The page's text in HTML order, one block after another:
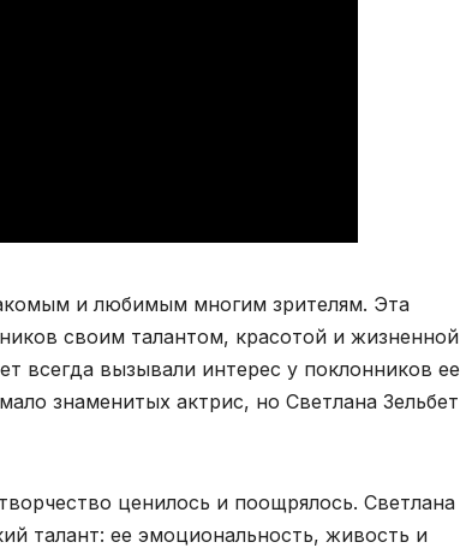
и любимым многим зрителям. Эта
своим талантом, красотой и жизненной
всегда вызывали интерес у поклонников ее
знаменитых актрис, но Светлана Зельбет
ценилось и поощрялось. Светлана
талант: ее эмоциональность, живость и